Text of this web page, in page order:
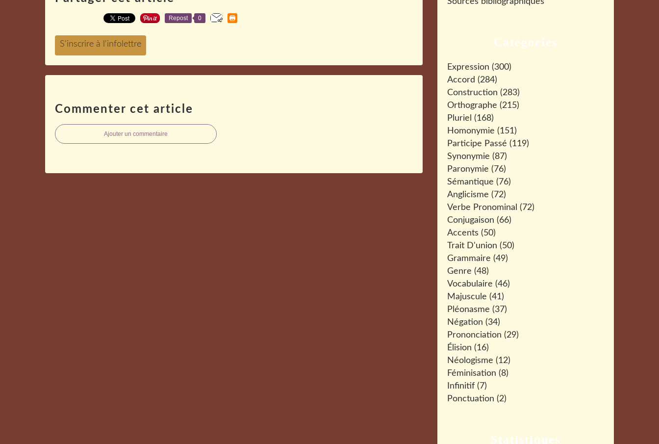
Repost 0
Commenter cet article
Ajouter un commentaire
Catégories
Expression (300)
Accord (284)
Construction (283)
Orthographe (215)
Pluriel (168)
Homonymie (151)
Participe Passé (119)
Synonymie (87)
Paronymie (76)
Sémantique (76)
Anglicisme (72)
Verbe Pronominal (72)
Conjugaison (66)
Accents (50)
Trait D'union (50)
Grammaire (49)
Genre (48)
Vocabulaire (46)
Majuscule (41)
Pléonasme (37)
Négation (34)
Prononciation (29)
Élision (16)
Néologisme (12)
Féminisation (8)
Infinitif (7)
Ponctuation (2)
Statistiques